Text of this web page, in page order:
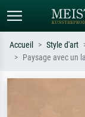
Accueil Style d'art
Paysage avec un